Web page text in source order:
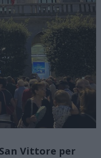
Vittore per